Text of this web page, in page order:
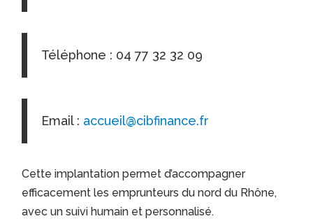
Téléphone : 04 77 32 32 09
Email : accueil@cibfinance.fr
Cette implantation permet d’accompagner
efficacement les emprunteurs du nord du Rhône,
avec un suivi humain et personnalisé.